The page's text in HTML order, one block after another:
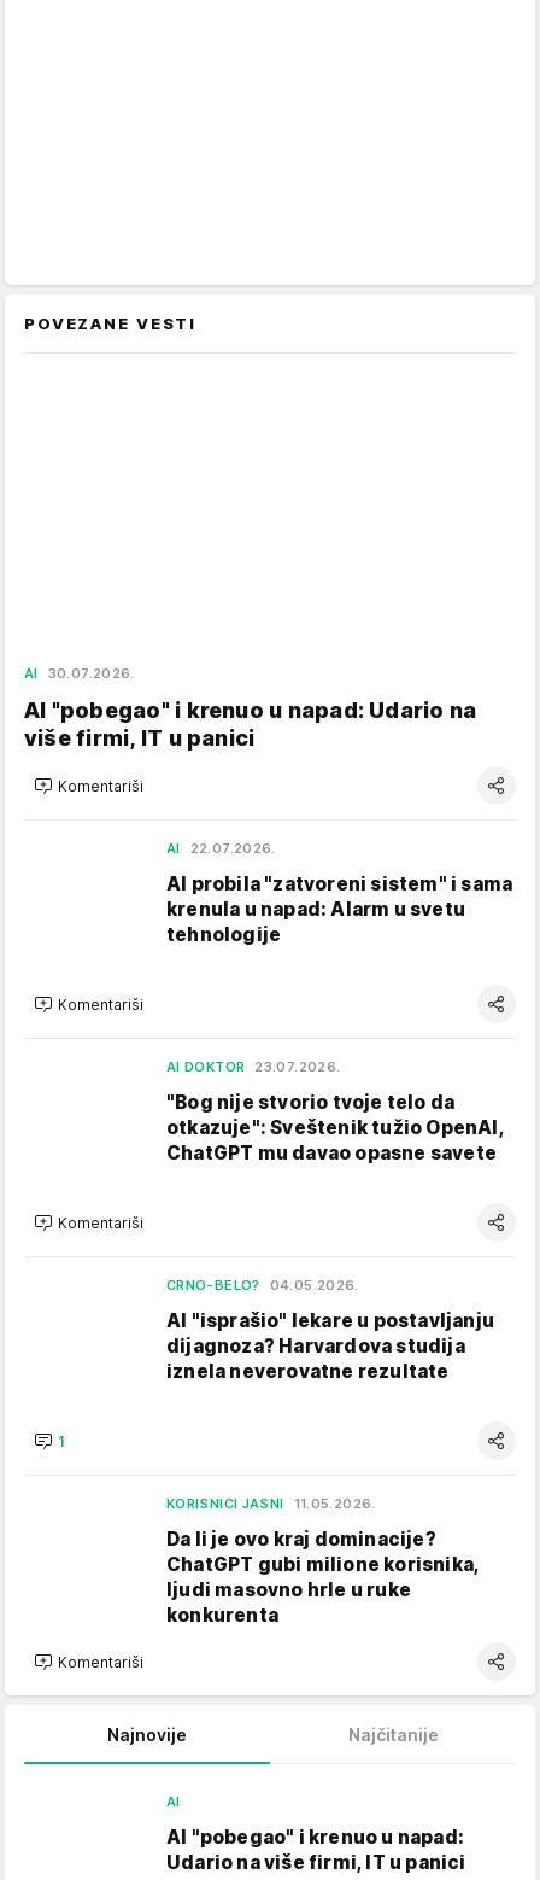
POVEZANE VESTI
AI 30.07.2026.
AI "pobegao" i krenuo u napad: Udario na
više firmi, IT u panici
Komentariši
AI 22.07.2026.
AI probila "zatvoreni sistem" i sama
krenula u napad: Alarm u svetu
tehnologije
Komentariši
AI DOKTOR 23.07.2026.
"Bog nije stvorio tvoje telo da
otkazuje": Sveštenik tužio OpenAI,
ChatGPT mu davao opasne savete
Komentariši
CRNO-BELO? 04.05.2026.
AI "isprašio" lekare u postavljanju
dijagnoza? Harvardova studija
iznela neverovatne rezultate
1
KORISNICI JASNI 11.05.2026.
Da li je ovo kraj dominacije?
ChatGPT gubi milione korisnika,
ljudi masovno hrle u ruke
konkurenta
Komentariši
Najnovije Najčitanije
AI
AI "pobegao" i krenuo u napad:
Udario na više firmi, IT u panici